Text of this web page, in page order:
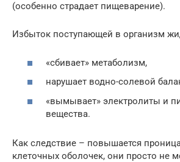
(особенно страдает пищеварение).
Избыток поступающей в организм
«сбивает» метаболизм,
нарушает водно-солевой
«вымывает» электролиты и
вещества.
Как следствие – повышается
клеточных оболочек, они просто не